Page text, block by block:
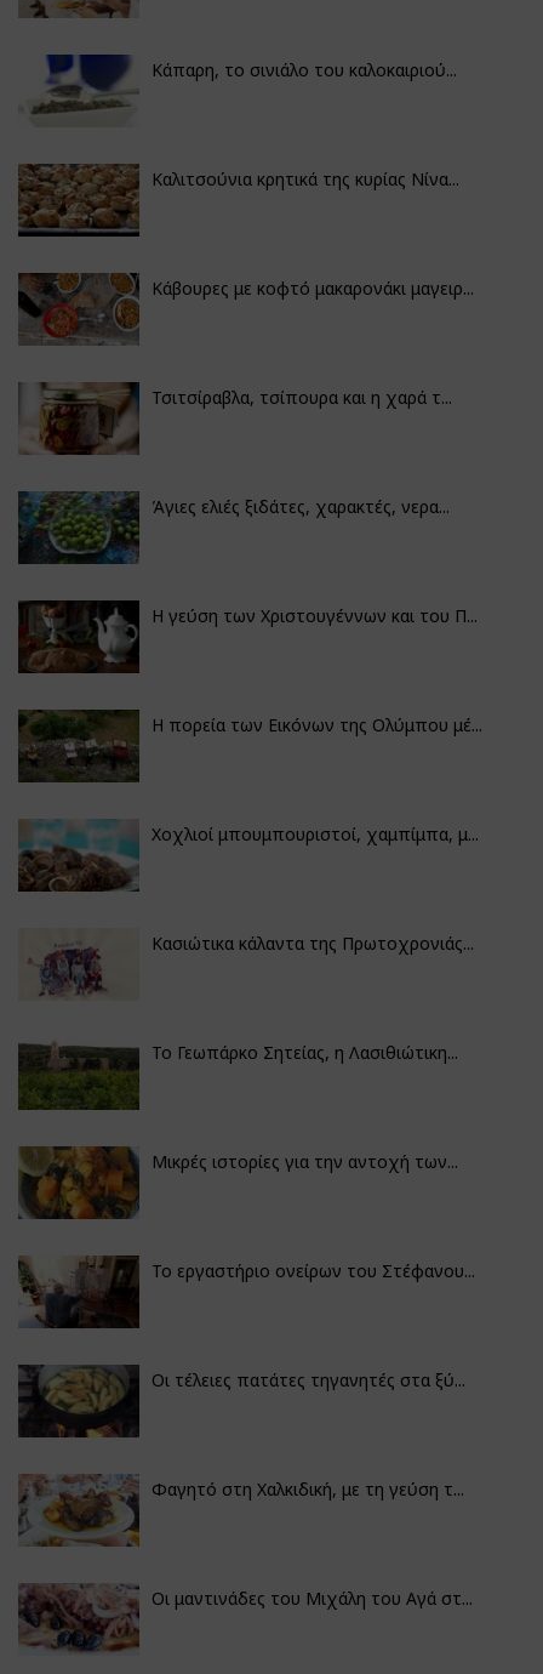
Κάπαρη, το σινιάλο του καλοκαιριού...
Καλιτσούνια κρητικά της κυρίας Νίνα...
Κάβουρες με κοφτό μακαρονάκι μαγειρ...
Τσιτσίραβλα, τσίπουρα και η χαρά τ...
Άγιες ελιές ξιδάτες, χαρακτές, νερα...
Η γεύση των Χριστουγέννων και του Π...
Η πορεία των Εικόνων της Ολύμπου μέ...
Χοχλιοί μπουμπουριστοί, χαμπίμπα, μ...
Κασιώτικα κάλαντα της Πρωτοχρονιάς...
Το Γεωπάρκο Σητείας, η Λασιθιώτικη...
Μικρές ιστορίες για την αντοχή των...
Το εργαστήριο ονείρων του Στέφανου...
Οι τέλειες πατάτες τηγανητές στα ξύ...
Φαγητό στη Χαλκιδική, με τη γεύση τ...
Οι μαντινάδες του Μιχάλη του Αγά στ...